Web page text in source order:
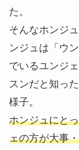
た。
そんなホンジ
ンジュは「ウ
でいるユンジ
スンだと知っ
様子。
ホンジュにと
ェの方が大事